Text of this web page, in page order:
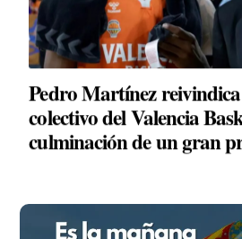
Pedro Martínez
colectivo del Valencia
culminación de un gran